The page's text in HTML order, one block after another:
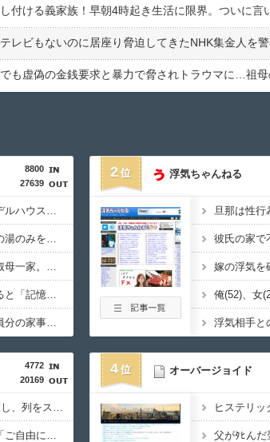
8800
27639
「隣に早く家建てろ」とうるさい義母。モデルハウス巡りを報告したら「草刈り誰がするのw」と煽ってきたので…旦那が放った「一言」に義母オロオロｗｗ←嫌味を逆手にとった神対応すぎる
ウトの還暦祝いにホテル食事会と孫手作りの湯のみを用意。トメ「え？旅行じゃないの？周りは旅行なのに」図々しすぎる暴言に絶句←孫の気持ちを無下にする最低ババア
飲酒強要・スーパーで盗み・反社自慢の毒叔母一家。法事でも虚偽の金銭要求と暴力で脅されトラウマに…祖母の死をきっかけに恐怖の親戚と「永久絶縁」を決意←自分の身の安全を最優先にして大正解
浮気と緊急避妊薬を隠す元カノ！問い詰めると「記憶がない」と逃げ、私を「モラハラ男」認定してキープ＆おねだり三昧。浮気発覚後、我慢の限界で他の女性とスピード婚した結果ｗｗｗｗｗ
フル勤務の私に無職義妹やニートコウト全員分の家事を押し付ける義家族！早朝4時起き生活に限界。ついに言い放った「強烈なド直球正論」に義一族阿鼻叫喚ｗｗ←怠け者どもに正論のナイフをグサリ
2 浮気ちゃんねる
4772
20169
100均のレジで「白ありませんか？」と質問し、列をストップさせてニヤニヤする迷惑サラリーマン！並んでいる客の苛立ちを楽しむ底意地の悪さに激怒
コインランドリーで私物の乾燥機シートを「ご自由にどうぞだろw」と勝手に盗もうとしたDQN夫婦！注意したら「は？名前かいてないんですけど」と逆ギレ
4 オーバージョイド